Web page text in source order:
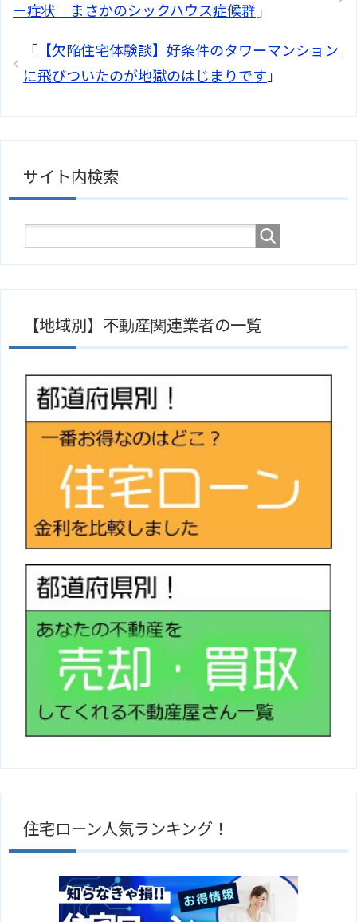
ー症状 まさかのシックハウス症候群 」
「
【欠陥住宅体験談】好条件のタワーマンション
に飛びついたのが地獄のはじまりです」
サイト内検索
【地域別】不動産関連業者の一覧
住宅ローン人気ランキング！